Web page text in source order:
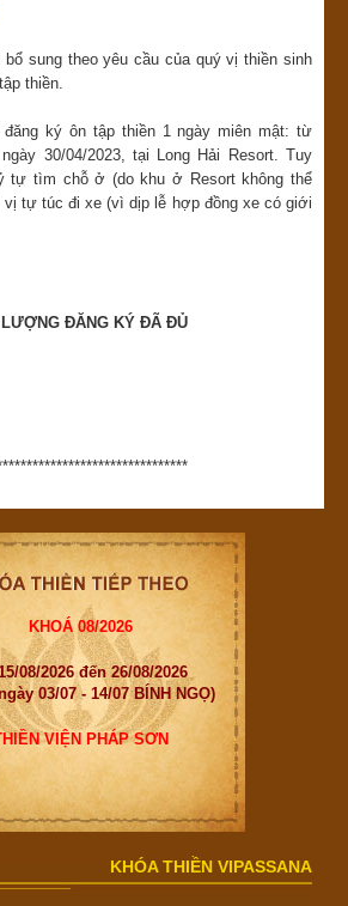
sung theo yêu cầu của quý vị thiền sinh
thiền.
ký ôn tập thiền 1 ngày miên mật: từ
30/04/2023, tại Long Hải Resort. Tuy
tự tìm chỗ ở (do khu ở Resort không thể
vị tự túc đi xe (vì dịp lễ hợp đồng xe có giới
ĐĂNG KÝ ĐÃ ĐỦ
KHOÁ 08/2026
08/2026 đến 26/08/2026
03/07 - 14/07 BÍNH NGỌ)
VIỆN PHÁP SƠN
KHÓA THIỀN VIPASSANA